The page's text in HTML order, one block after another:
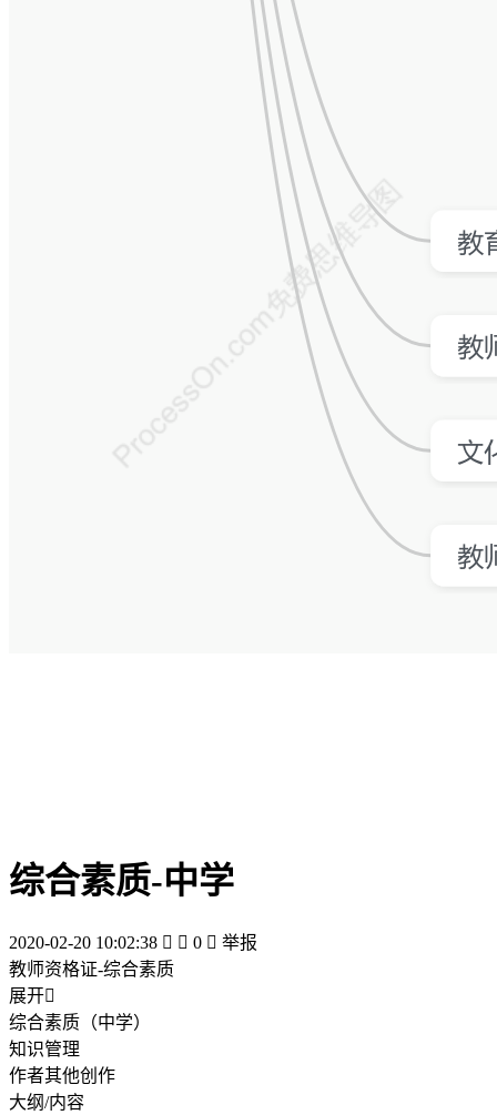
综合素质-中学
2020-02-20 10:02:38   0  举报
教师资格证-综合素质
展开
综合素质（中学）
知识管理
作者其他创作
大纲/内容